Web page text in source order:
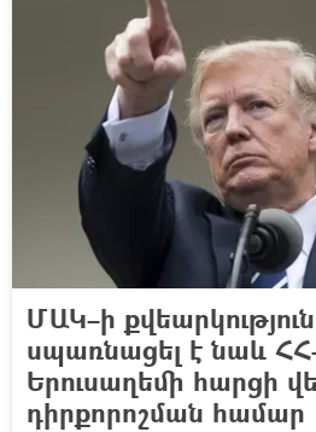
ՄԱԿ–ի
սպառնացել է նաև
Երուսաղեմի հարցի
դիրքորոշման համար